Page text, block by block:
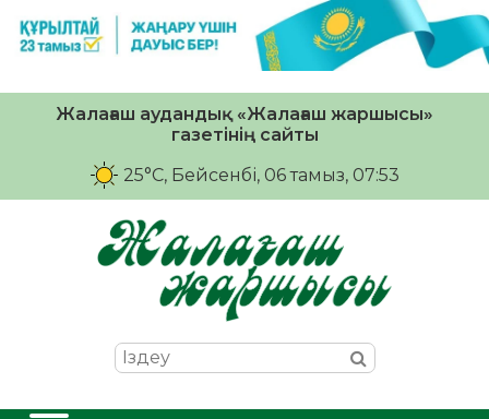
Жалағаш аудандық «Жалағаш жаршысы»
газетінің сайты
25°C, Бейсенбі, 06 тамыз, 07:53